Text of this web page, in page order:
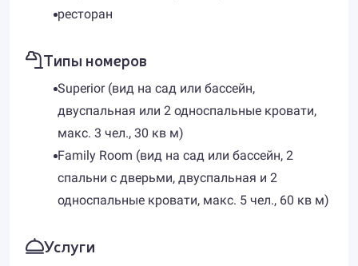
ресторан
Типы номеров
Superior (вид на сад или бассейн,
двуспальная или 2 односпальные кровати,
макс. 3 чел., 30 кв м)
Family Room (вид на сад или бассейн, 2
спальни с дверьми, двуспальная и 2
односпальные кровати, макс. 5 чел., 60 кв м)
Услуги